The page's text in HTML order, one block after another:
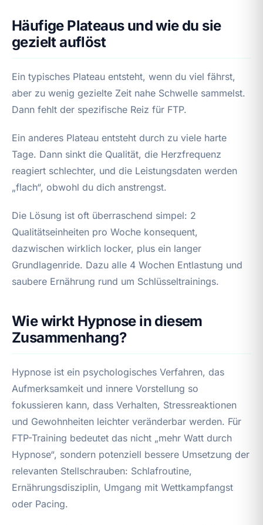
Häufige Plateaus und wie du sie
gezielt auflöst
Ein typisches Plateau entsteht, wenn du viel fährst,
aber zu wenig gezielte Zeit nahe Schwelle sammelst.
Dann fehlt der spezifische Reiz für FTP.
Ein anderes Plateau entsteht durch zu viele harte
Tage. Dann sinkt die Qualität, die Herzfrequenz
reagiert schlechter, und die Leistungsdaten werden
„flach“, obwohl du dich anstrengst.
Die Lösung ist oft überraschend simpel: 2
Qualitätseinheiten pro Woche konsequent,
dazwischen wirklich locker, plus ein langer
Grundlagenride. Dazu alle 4 Wochen Entlastung und
saubere Ernährung rund um Schlüsseltrainings.
Wie wirkt Hypnose in diesem
Zusammenhang?
Hypnose ist ein psychologisches Verfahren, das
Aufmerksamkeit und innere Vorstellung so
fokussieren kann, dass Verhalten, Stressreaktionen
und Gewohnheiten leichter veränderbar werden. Für
FTP-Training bedeutet das nicht „mehr Watt durch
Hypnose“, sondern potenziell bessere Umsetzung der
relevanten Stellschrauben: Schlafroutine,
Ernährungsdisziplin, Umgang mit Wettkampfangst
oder Pacing.